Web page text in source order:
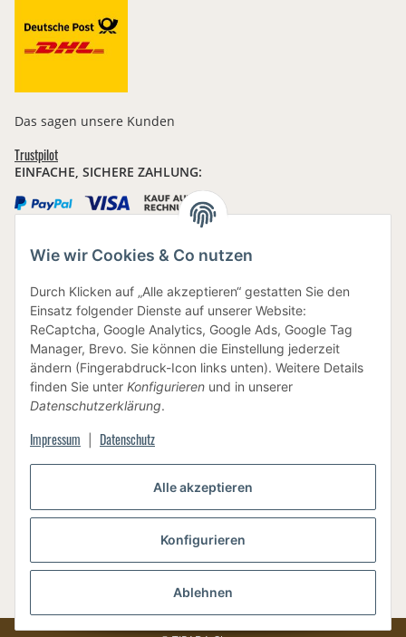
Alle akzeptieren
Konfigurieren
Ablehnen
Wie wir Cookies & Co nutzen
Durch Klicken auf „Alle akzeptieren“ gestatten Sie den
Einsatz folgender Dienste auf unserer Website:
ReCaptcha, Google Analytics, Google Ads, Google Tag
Manager, Brevo. Sie können die Einstellung jederzeit
ändern (Fingerabdruck-Icon links unten). Weitere Details
finden Sie unter Konfigurieren und in unserer
Datenschutzerklärung.
Impressum Datenschutz
Das sagen unsere Kunden
Trustpilot
EINFACHE, SICHERE ZAHLUNG:
BEWUSSTE VERPACKUNG
Vertrag widerrufen
* Alle Preise inkl. gesetzlicher USt., zzgl.Versand